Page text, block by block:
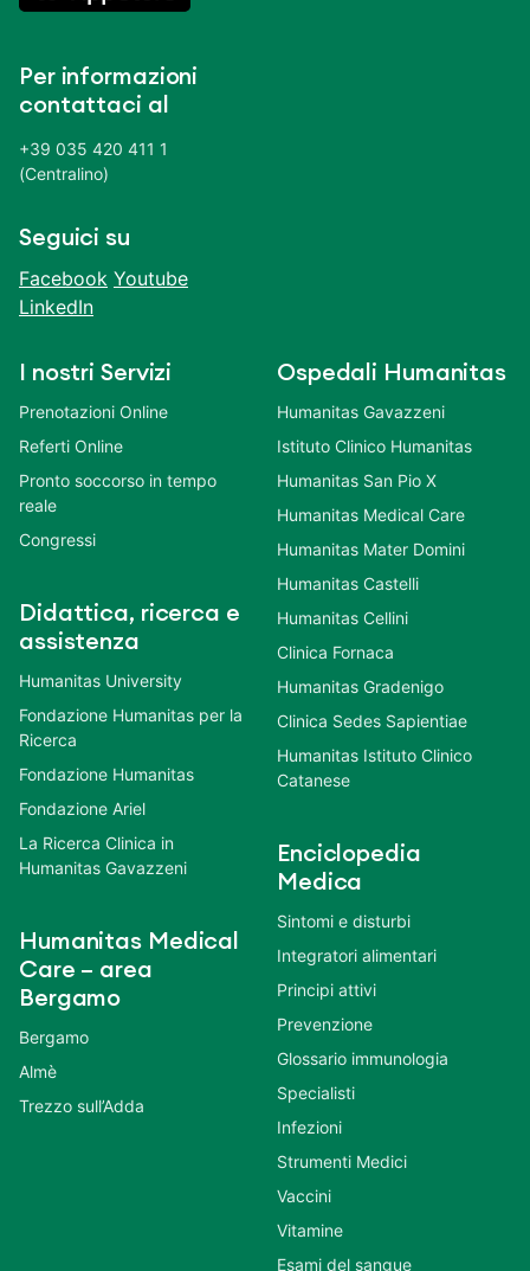
Per informazioni
contattaci al
+39 035 420 411 1
(Centralino)
Seguici su
Facebook Youtube
LinkedIn
I nostri Servizi
Prenotazioni Online
Referti Online
Pronto soccorso in tempo
reale
Congressi
Didattica, ricerca e
assistenza
Humanitas University
Fondazione Humanitas per la
Ricerca
Fondazione Humanitas
Fondazione Ariel
La Ricerca Clinica in
Humanitas Gavazzeni
Humanitas Medical
Care – area
Bergamo
Bergamo
Almè
Trezzo sull’Adda
Ospedali Humanitas
Humanitas Gavazzeni
Istituto Clinico Humanitas
Humanitas San Pio X
Humanitas Medical Care
Humanitas Mater Domini
Humanitas Castelli
Humanitas Cellini
Clinica Fornaca
Humanitas Gradenigo
Clinica Sedes Sapientiae
Humanitas Istituto Clinico
Catanese
Enciclopedia
Medica
Sintomi e disturbi
Integratori alimentari
Principi attivi
Prevenzione
Glossario immunologia
Specialisti
Infezioni
Strumenti Medici
Vaccini
Vitamine
Esami del sangue